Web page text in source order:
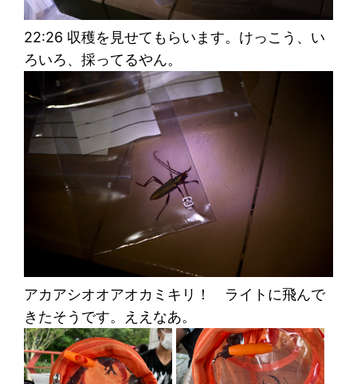
22:26 収穫を見せてもらいます。けっこう、い
ろいろ、採ってるやん。
アカアシオオアオカミキリ！ ライトに飛んで
きたそうです。ええなあ。